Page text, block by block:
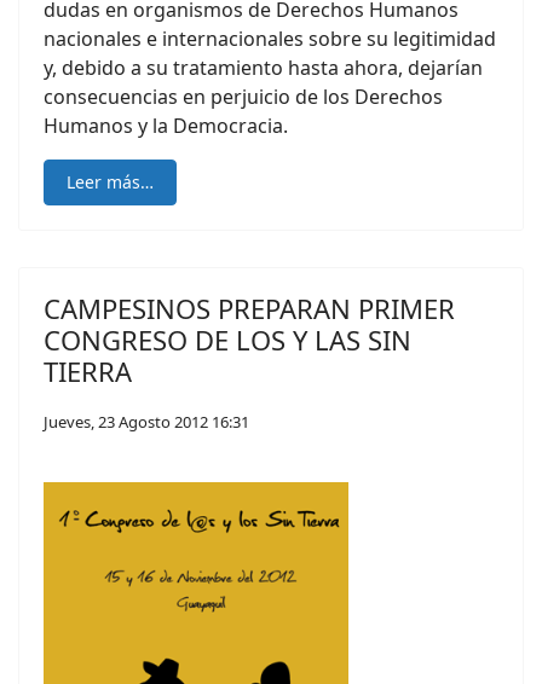
dudas en organismos de Derechos Humanos
nacionales e internacionales sobre su legitimidad
y, debido a su tratamiento hasta ahora, dejarían
consecuencias en perjuicio de los Derechos
Humanos y la Democracia.
Leer más…
CAMPESINOS PREPARAN PRIMER
CONGRESO DE LOS Y LAS SIN
TIERRA
Jueves, 23 Agosto 2012 16:31